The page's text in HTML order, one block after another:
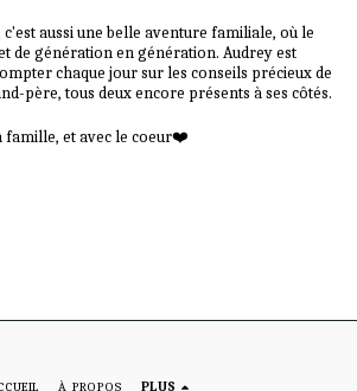
aussi une belle aventure familiale, où le
de génération en génération. Audrey est
chaque jour sur les conseils précieux de
père, tous deux encore présents à ses côtés.
famille, et avec le coeur❤️
À PROPOS PLUS